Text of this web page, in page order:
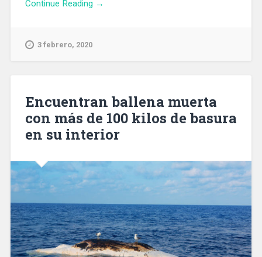
Continue Reading →
3 febrero, 2020
Encuentran ballena muerta
con más de 100 kilos de basura
en su interior